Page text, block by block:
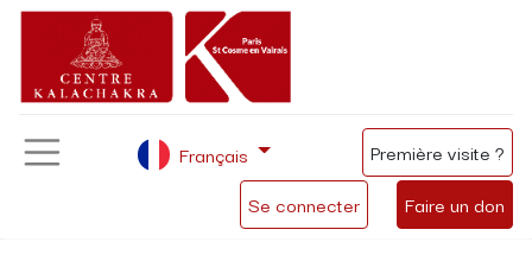
Se connecter Faire un don
Français Première visite ?